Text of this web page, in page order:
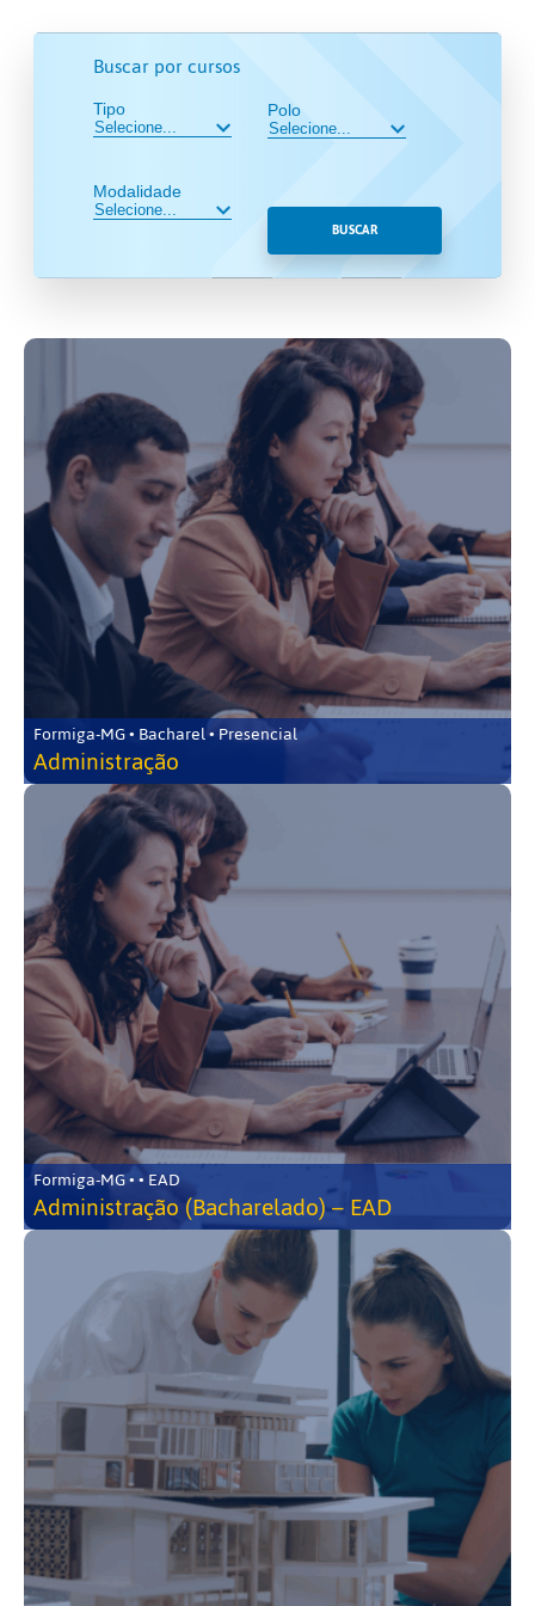
Buscar por cursos
Tipo
Modalidade
Polo
BUSCAR
Formiga-MG • Bacharel • Presencial
Administração
Formiga-MG • • EAD
Administração (Bacharelado) – EAD